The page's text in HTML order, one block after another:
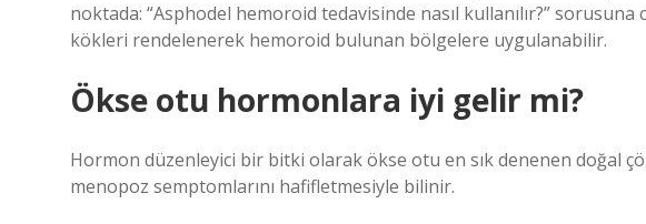
noktada: “Asphodel hemoroid tedavisinde nasıl kullanılır?”
kökleri rendelenerek hemoroid bulunan bölgelere uygulanabilir.
Ökse otu hormonlara iyi gelir mi?
Hormon düzenleyici bir bitki olarak ökse otu en sık denenen doğal
menopoz semptomlarını hafifletmesiyle bilinir.